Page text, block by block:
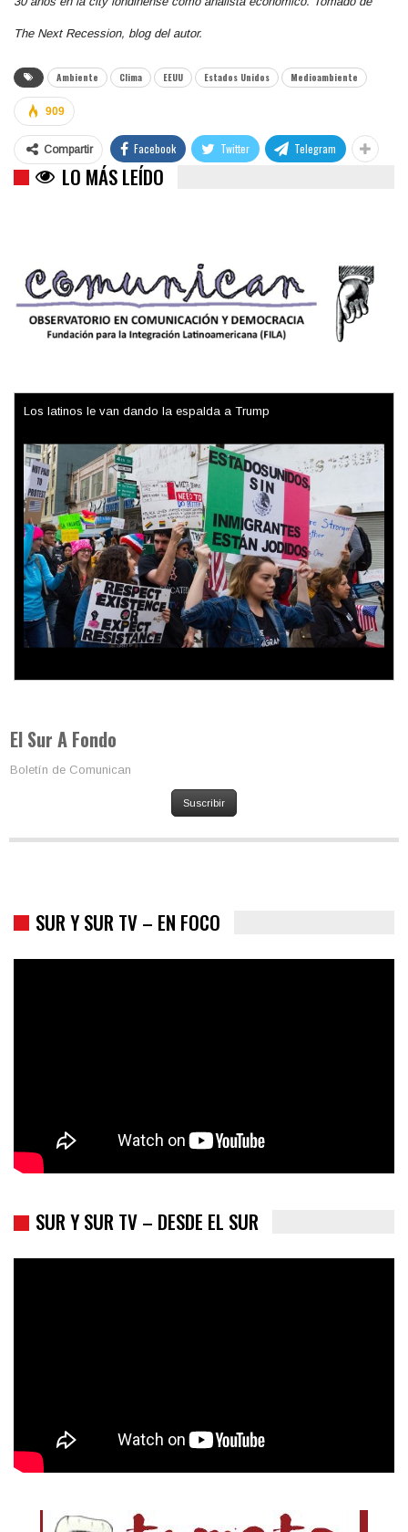
The Next Recession, blog del autor.
Ambiente Clima EEUU Estados Unidos Medioambiente
909
Compartir Facebook Twitter Telegram
LO MÁS LEÍDO
Los latinos le van dando la espalda a Trump
El Sur A Fondo
Boletín de Comunican
Suscribir
SUR Y SUR TV – EN FOCO
SUR Y SUR TV – DESDE EL SUR